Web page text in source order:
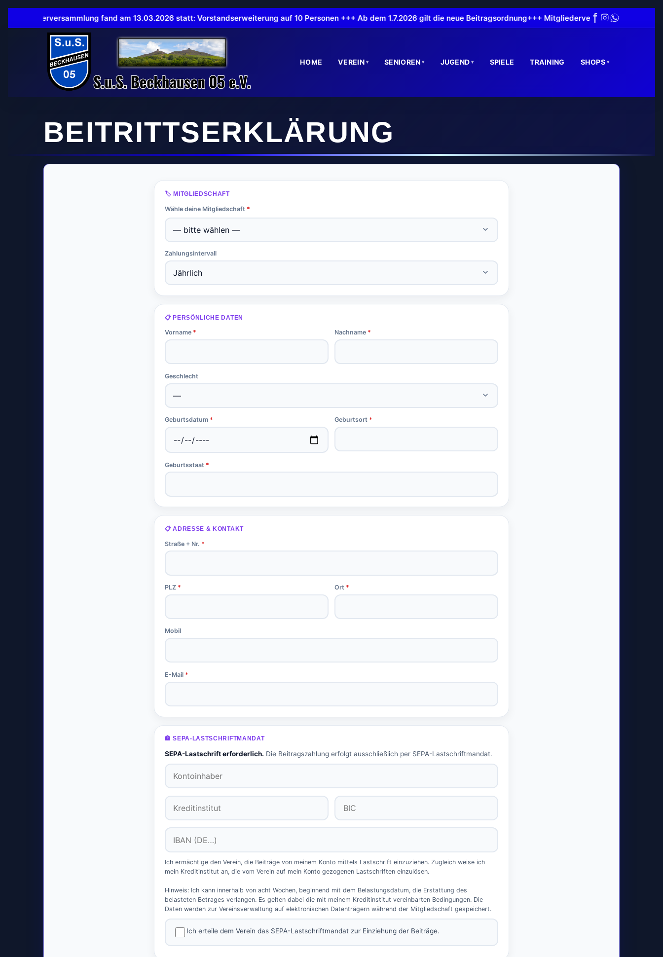
Mitgliederversammlung fand am 13.03.2026 statt: Vorstandserweiterung auf 10 Personen +++ Ab dem 1.7.2026 gilt die neue Beitragsordnung+++ Mitgliederversammlung fand am
HOME VEREIN ▾ SENIOREN ▾ JUGEND ▾ SPIELE TRAINING SHOPS ▾
BEITRITTSERKLÄRUNG
🏷️ MITGLIEDSCHAFT
Wähle deine Mitgliedschaft *
Zahlungsintervall
📋 PERSÖNLICHE DATEN
Vorname * Nachname *
Geschlecht
Geburtsdatum * Geburtsort *
Geburtsstaat *
📋 ADRESSE & KONTAKT
Straße + Nr. *
PLZ * Ort *
Mobil
E-Mail *
🏦 SEPA-LASTSCHRIFTMANDAT
SEPA-Lastschrift erforderlich. Die Beitragszahlung erfolgt ausschließlich per SEPA-Lastschriftmandat.
Ich ermächtige den Verein, die Beiträge von meinem Konto mittels Lastschrift einzuziehen. Zugleich weise ich
mein Kreditinstitut an, die vom Verein auf mein Konto gezogenen Lastschriften einzulösen.
Hinweis: Ich kann innerhalb von acht Wochen, beginnend mit dem Belastungsdatum, die Erstattung des
belasteten Betrages verlangen. Es gelten dabei die mit meinem Kreditinstitut vereinbarten Bedingungen. Die
Daten werden zur Vereinsverwaltung auf elektronischen Datenträgern während der Mitgliedschaft gespeichert.
Ich erteile dem Verein das SEPA-Lastschriftmandat zur Einziehung der Beiträge.